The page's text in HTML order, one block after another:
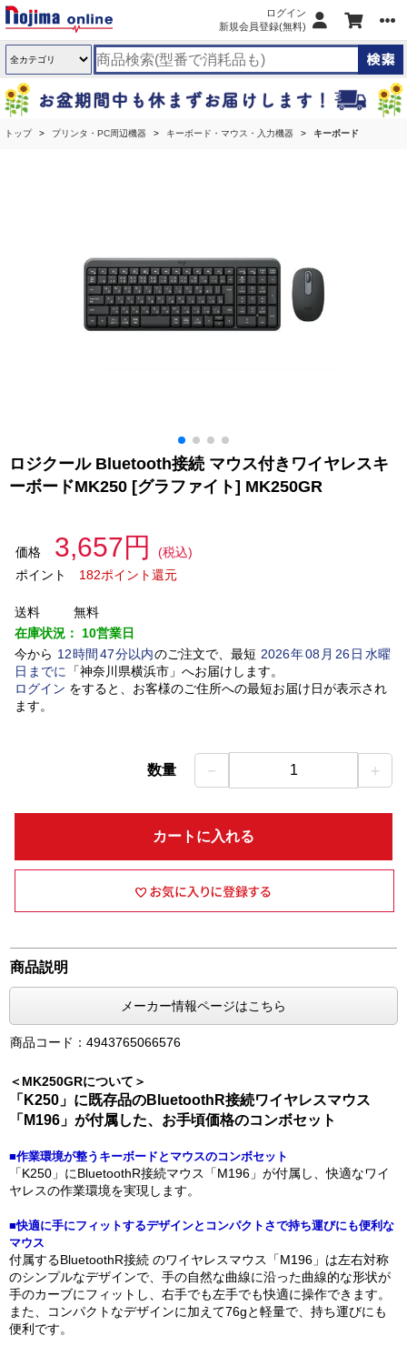
ログイン
新規会員登録(無料)
トップ プリンタ・PC周辺機器 キーボード・マウス・入力機器 キーボード
ロジクール Bluetooth接続 マウス付きワイヤレスキ
ーボードMK250 [グラファイト] MK250GR
価格 3,657円
(税込)
ポイント
182ポイント還元
送料
無料
在庫状況： 10営業日
今から 12時間 47分以内のご注文で、最短 2026年08 月 26日水曜
日 までに 「神奈川県横浜市」 へお届けします。
ログイン をすると、お客様のご住所への最短お届け日が表示され
ます。
数量 － 1 ＋
カートに入れる
商品説明
メーカー情報ページはこちら
商品コード：4943765066576
＜MK250GRについて＞
「K250」に既存品のBluetoothR接続ワイヤレスマウス
「M196」が付属した、お手頃価格のコンボセット
■作業環境が整うキーボードとマウスのコンボセット
「K250」にBluetoothR接続マウス「M196」が付属し、快適なワイ
ヤレスの作業環境を実現します。
■快適に手にフィットするデザインとコンパクトさで持ち運びにも便利な
マウス
付属するBluetoothR接続 のワイヤレスマウス「M196」は左右対称
のシンプルなデザインで、手の自然な曲線に沿った曲線的な形状が
手のカーブにフィットし、右手でも左手でも快適に操作できます。
また、コンパクトなデザインに加えて76gと軽量で、持ち運びにも
便利です。